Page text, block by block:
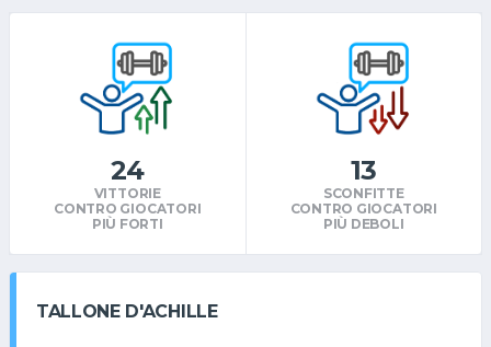
24
VITTORIE
CONTRO GIOCATORI
PIÙ FORTI
13
SCONFITTE
CONTRO GIOCATORI
PIÙ DEBOLI
TALLONE D'ACHILLE